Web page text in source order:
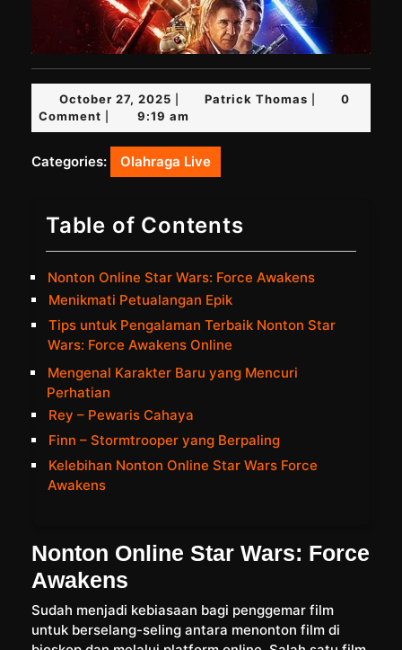
October 27, 2025 October
27,
2025
Patrick Thomas Patrick
0
Comment
9:19 am
Categories: Olahraga Live
Table of Contents
Nonton Online Star Wars: Force Awakens
Menikmati Petualangan Epik
Tips untuk Pengalaman Terbaik Nonton Star
Wars: Force Awakens Online
Mengenal Karakter Baru yang Mencuri
Perhatian
Rey – Pewaris Cahaya
Finn – Stormtrooper yang Berpaling
Kelebihan Nonton Online Star Wars Force
Awakens
Nonton Online Star Wars: Force
Awakens
Sudah menjadi kebiasaan bagi penggemar film
untuk berselang-seling antara menonton film di